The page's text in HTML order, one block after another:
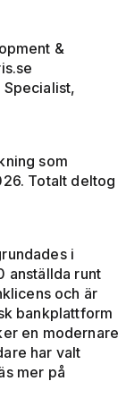
&
Specialist,
som
Totalt deltog
i
anställda runt
och är
bankplattform
en modernare
har valt
mer på